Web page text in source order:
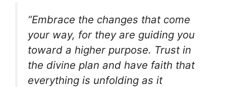
“Embrace the changes that come
your way, for they are guiding you
toward a higher purpose. Trust in
the divine plan and have faith that
everything is unfolding as it